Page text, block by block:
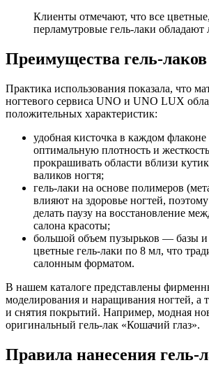
Клиенты отмечают, что все
перламутровые гель-лаки обладают
Преимущества гель-лаков
Практика использования показала, что
ногтевого сервиса UNO и UNO LUX
положительных характеристик:
удобная кисточка в каждом
оптимальную плотность и
прокрашивать области вблизи
валиков ногтя;
гель-лаки на основе полимеров
влияют на здоровье ногтей,
делать паузу на восстановление
салона красоты;
большой объем пузырьков — базы и
цветные гель-лаки по 8 мл, что
салонным форматом.
В нашем каталоге представлены
моделирования и наращивания ногтей, а
и снятия покрытий. Например, модная
оригинальный гель-лак «Кошачий глаз».
Правила нанесения гель-